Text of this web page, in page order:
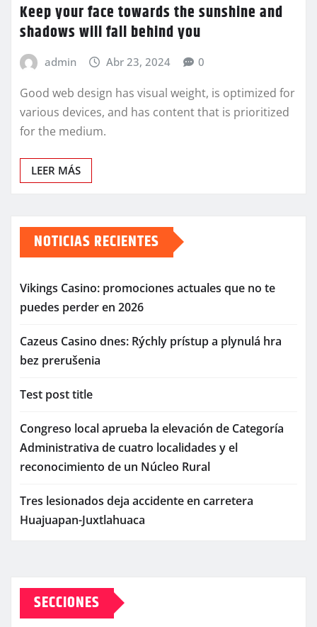
Keep your face towards the sunshine and
shadows will fall behind you
admin Abr 23, 2024 0
Good web design has visual weight, is optimized for
various devices, and has content that is prioritized
for the medium.
LEER MÁS
NOTICIAS RECIENTES
Vikings Casino: promociones actuales que no te
puedes perder en 2026
Cazeus Casino dnes: Rýchly prístup a plynulá hra
bez prerušenia
Test post title
Congreso local aprueba la elevación de Categoría
Administrativa de cuatro localidades y el
reconocimiento de un Núcleo Rural
Tres lesionados deja accidente en carretera
Huajuapan-Juxtlahuaca
SECCIONES